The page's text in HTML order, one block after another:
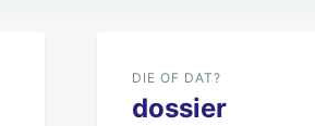
DIE OF DAT?
dossier